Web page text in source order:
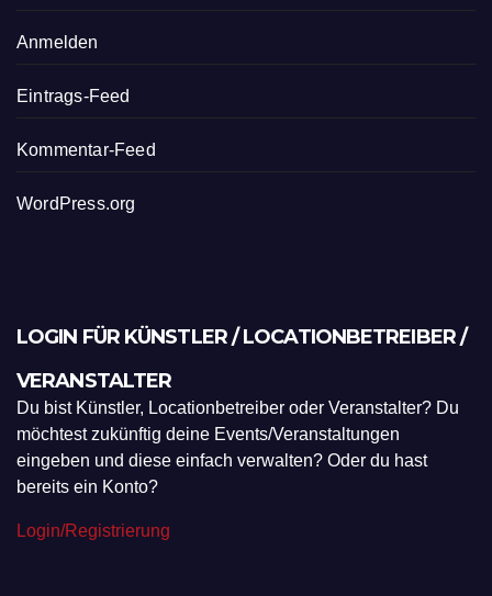
Anmelden
Eintrags-Feed
Kommentar-Feed
WordPress.org
LOGIN FÜR KÜNSTLER / LOCATIONBETREIBER /
VERANSTALTER
Du bist Künstler, Locationbetreiber oder Veranstalter? Du
möchtest zukünftig deine Events/Veranstaltungen
eingeben und diese einfach verwalten? Oder du hast
bereits ein Konto?
Login/Registrierung